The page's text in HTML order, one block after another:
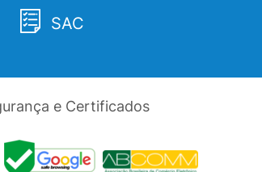
SAC
e Certificados